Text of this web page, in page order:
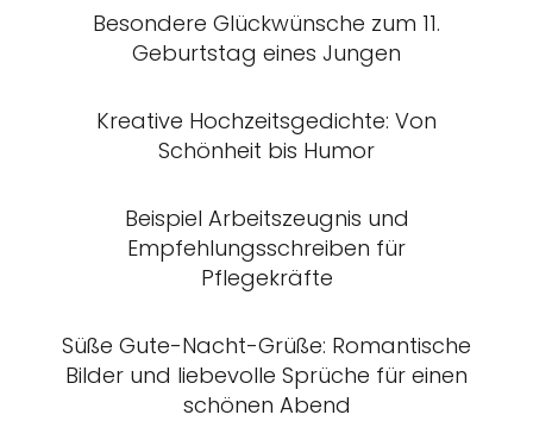
Besondere Glückwünsche zum 11.
Geburtstag eines Jungen
Kreative Hochzeitsgedichte: Von
Schönheit bis Humor
Beispiel Arbeitszeugnis und
Empfehlungsschreiben für
Pflegekräfte
Süße Gute-Nacht-Grüße: Romantische
Bilder und liebevolle Sprüche für einen
schönen Abend